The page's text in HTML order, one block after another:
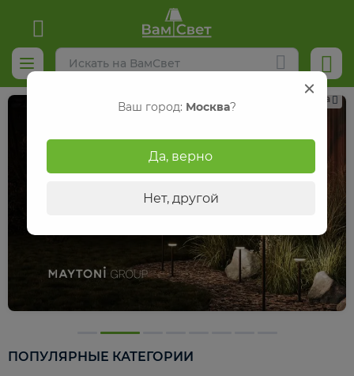
Реклама
ПОПУЛЯРНЫЕ КАТЕГОРИИ
Ваш город: Москва?
Да, верно
Нет, другой